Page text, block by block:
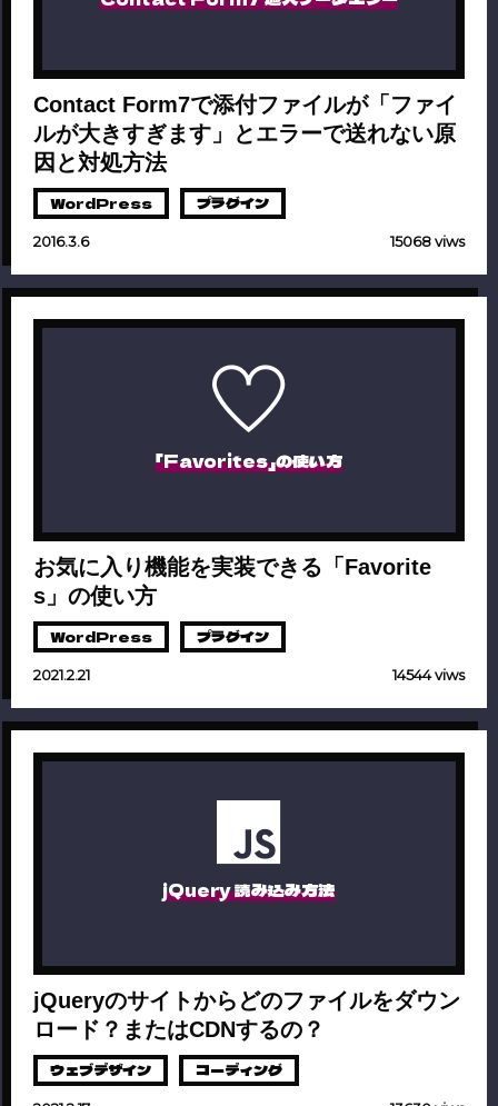
Contact Form7で添付ファイルが「ファイ
ルが大きすぎます」とエラーで送れない原
因と対処方法
WordPress プラグイン
2016.3.6 15068 viws
「Favorites」の使い方
お気に入り機能を実装できる「Favorite
s」の使い方
WordPress プラグイン
2021.2.21 14544 viws
jQuery 読み込み方法
jQueryのサイトからどのファイルをダウン
ロード？またはCDNするの？
ウェブデザイン コーディング